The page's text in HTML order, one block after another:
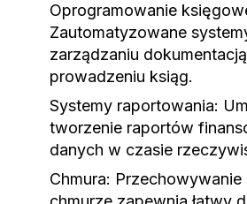
Oprogramowanie
Zautomatyzowane
zarządzaniu
prowadzeniu ksiąg.
Systemy raportowania:
tworzenie raportów
danych w czasie
Chmura: Przechowywanie